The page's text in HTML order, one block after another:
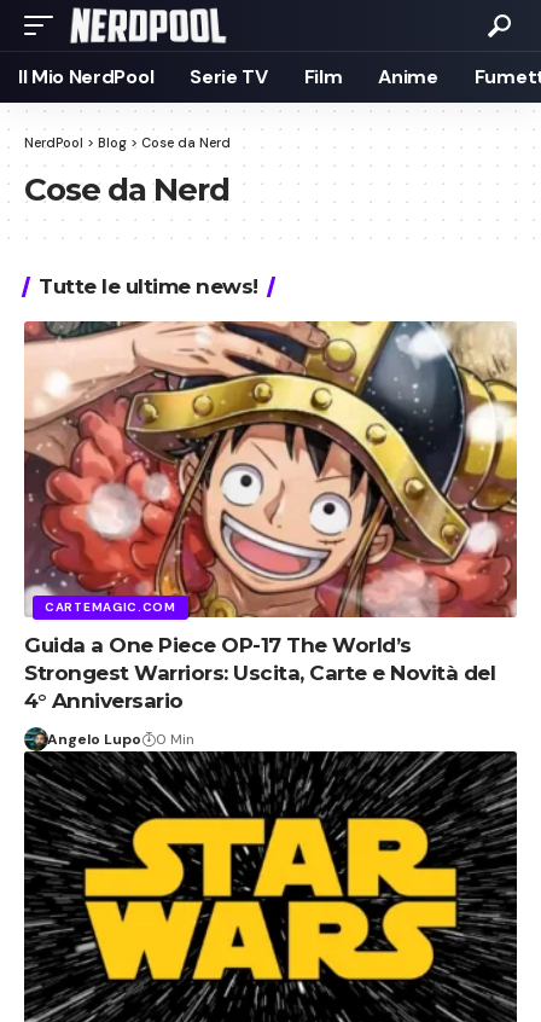
Il Mio NerdPool Serie TV Film Anime
NerdPool > Blog > Cose da Nerd
Cose da Nerd
Tutte le ultime news!
CARTEMAGIC.COM
Guida a One Piece OP-17 The World’s
Strongest Warriors: Uscita, Carte e Novità del
4° Anniversario
Angelo Lupo 0 Min